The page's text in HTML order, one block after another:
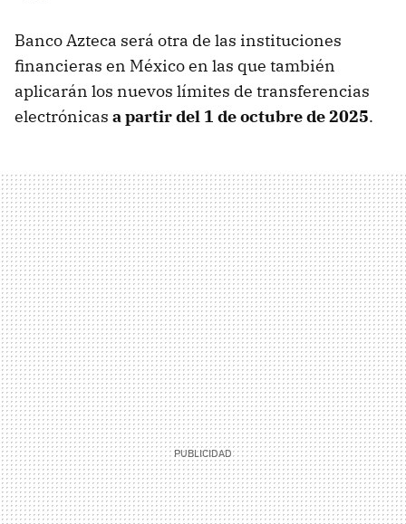
Banco Azteca será otra de las instituciones
financieras en México en las que también
aplicarán los nuevos límites de transferencias
electrónicas a partir del 1 de octubre de 2025.